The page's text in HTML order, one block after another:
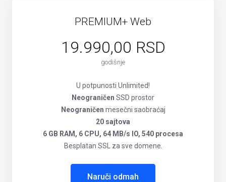
PREMIUM+ Web
19.990,00 RSD
godišnje
U potpunosti Unlimited!
Neograničen SSD prostor
Neograničen mesečni saobraćaj
20 sajtova
6 GB RAM, 6 CPU, 64 MB/s IO, 540 procesa
Besplatan SSL za sve domene.
Naruči odmah